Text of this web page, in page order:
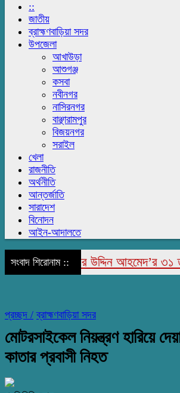
::
জাতীয়
ব্রাহ্মণবাড়িয়া সদর
উপজেলা
আখাউড়া
আশুগঞ্জ
কসবা
নবীনগর
নাসিরনগর
বাঞ্ছারামপুর
বিজয়নগর
সরাইল
খেলা
রাজনীতি
অর্থনীতি
আন্তর্জাতি
সারাদেশ
বিনোদন
আইন-আদালতে
সংবাদ শিরোনাম ::
মরহুম জামির উদ্দিন আহমেদ’র ৩১ তম
প্রচ্ছদ / ব্রাহ্মণবাড়িয়া সদর
মোটরসাইকেল নিয়ন্ত্রণ হারিয়ে
কাতার প্রবাসী নিহত